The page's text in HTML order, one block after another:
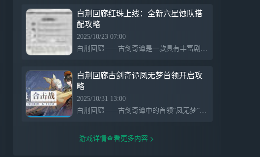
白荆回廊红珠上线：全新六星蚀队搭
配攻略
2025/10/23 07:00
白荆回廊——古剑奇谭是一款具有丰富剧情和策略玩法的游戏，最新版本上线了先知后觉事件簿，引入了红珠这一六星蚀属性战术家，专注于召唤物伤害。红珠与茜茜搭配能够增强蚀爆值，与逸虚联合作战效果更佳，增强队伍战力。
白荆回廊古剑奇谭凤无梦首领开启攻
略
2025/10/31 13:00
白荆回廊——古剑奇谭中的首领“凤无梦”，于11月3日至13日开放，需完成故事历程s2-11“种子”条件。
游戏详情查看更多内容